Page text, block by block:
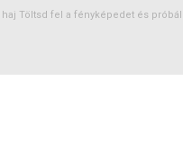
haj Töltsd fel a fényképedet és